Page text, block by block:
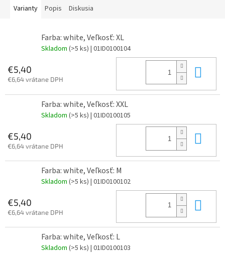
Varianty Popis Diskusia
Farba: white, Veľkosť: XL
Skladom (>5 ks) | 01ID0100104
€5,40
€6,64 vrátane DPH
Farba: white, Veľkosť: XXL
Skladom (>5 ks) | 01ID0100105
€5,40
€6,64 vrátane DPH
Farba: white, Veľkosť: M
Skladom (>5 ks) | 01ID0100102
€5,40
€6,64 vrátane DPH
Farba: white, Veľkosť: L
Skladom (>5 ks) | 01ID0100103